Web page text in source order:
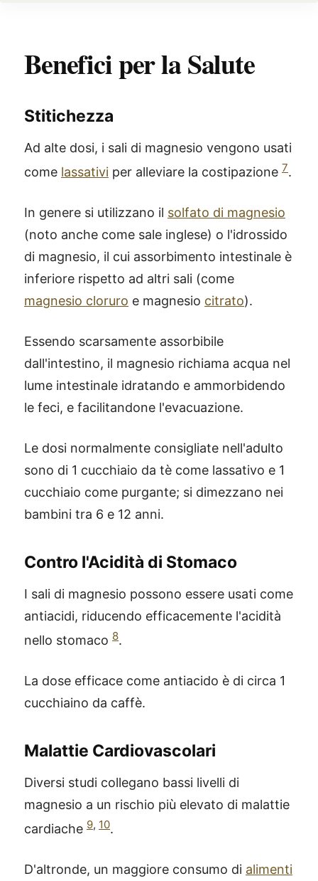
Benefici per la Salute
Stitichezza
Ad alte dosi, i sali di magnesio vengono usati
come lassativi per alleviare la costipazione 7.
In genere si utilizzano il solfato di magnesio
(noto anche come sale inglese) o l'idrossido
di magnesio, il cui assorbimento intestinale è
inferiore rispetto ad altri sali (come
magnesio cloruro e magnesio citrato).
Essendo scarsamente assorbibile
dall'intestino, il magnesio richiama acqua nel
lume intestinale idratando e ammorbidendo
le feci, e facilitandone l'evacuazione.
Le dosi normalmente consigliate nell'adulto
sono di 1 cucchiaio da tè come lassativo e 1
cucchiaio come purgante; si dimezzano nei
bambini tra 6 e 12 anni.
Contro l'Acidità di Stomaco
I sali di magnesio possono essere usati come
antiacidi, riducendo efficacemente l'acidità
nello stomaco 8.
La dose efficace come antiacido è di circa 1
cucchiaino da caffè.
Malattie Cardiovascolari
Diversi studi collegano bassi livelli di
magnesio a un rischio più elevato di malattie
cardiache 9, 10.
D'altronde, un maggiore consumo di alimenti